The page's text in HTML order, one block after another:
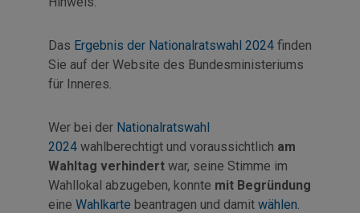
Das Ergebnis der Nationalratswahl 2024 finden
Sie auf der Website des Bundesministeriums
für Inneres.
Wer bei der Nationalratswahl
2024 wahlberechtigt und voraussichtlich am
Wahltag verhindert war, seine Stimme im
Wahllokal abzugeben, konnte mit Begründung
eine Wahlkarte beantragen und damit wählen.